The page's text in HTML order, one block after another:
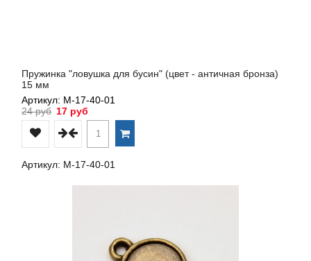
Пружинка "ловушка для бусин" (цвет - античная бронза)
15 мм
Артикул: М-17-40-01
24 руб 17 руб
Артикул: М-17-40-01